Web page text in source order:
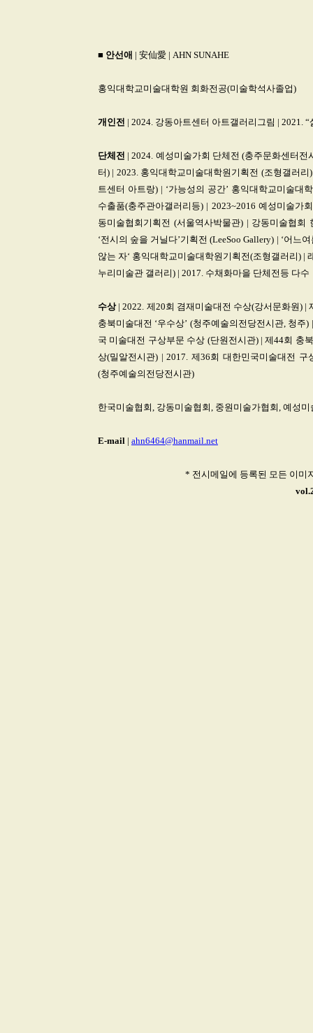
■ 안선애 | 安仙愛 | AHN SUNAHE
홍익대학교미술대학원 회화전공(미술학석사졸업)
개인전 | 2024. 강동아트센터 아트갤러리그림 | 2021.
단체전 | 2024. 예성미술가회 단체전 (충주문화센터
터) | 2023. 홍익대학교미술대학원기획전 (조형갤러
트센터 아트랑) | ‘가능성의 공간’ 홍익대학교미술대
수출품(충주관아갤러리등) | 2023~2016 예성미술가
동미술협회기획전 (서울역사박물관) | 강동미술협
‘전시의 숲을 거닐다’기획전 (LeeSoo Gallery) | ‘어
않는 자‘ 홍익대학교미술대학원기획전(조형갤러리)
누리미술관 갤러리) | 2017. 수채화마을 단체전등 다수
수상| 2022. 제20회 겸재미술대전 수상(강서문화원) |
충북미술대전 ‘우수상’ (청주예술의전당전시관, 청
국 미술대전 구상부문 수상 (단원전시관) | 제44회 충
상(밀알전시관) | 2017. 제36회 대한민국미술대전
(청주예술의전당전시관)
한국미술협회, 강동미술협회, 중원미술가협회, 예성미
E-mail | ahn6464@hanmail.net
* 전시메일에 등록된 모든 이미